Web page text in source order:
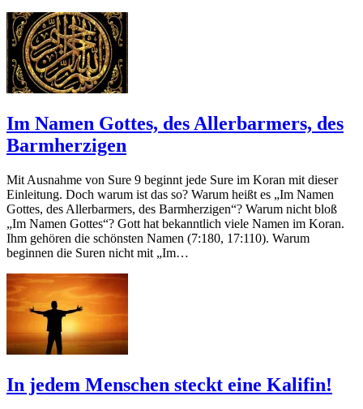
Im Namen Gottes, des Allerbarmers, des
Barmherzigen
Mit Ausnahme von Sure 9 beginnt jede Sure im Koran mit dieser
Einleitung. Doch warum ist das so? Warum heißt es „Im Namen
Gottes, des Allerbarmers, des Barmherzigen“? Warum nicht bloß
„Im Namen Gottes“? Gott hat bekanntlich viele Namen im Koran.
Ihm gehören die schönsten Namen (7:180, 17:110). Warum
beginnen die Suren nicht mit „Im…
In jedem Menschen steckt eine Kalifin!